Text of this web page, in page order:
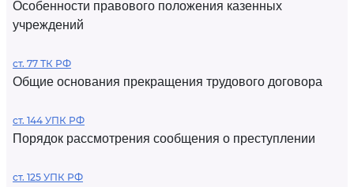
Особенности правового положения казенных
учреждений
ст. 77 ТК РФ
Общие основания прекращения трудового договора
ст. 144 УПК РФ
Порядок рассмотрения сообщения о преступлении
ст. 125 УПК РФ